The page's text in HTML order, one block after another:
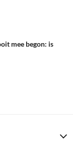
mee begon: is